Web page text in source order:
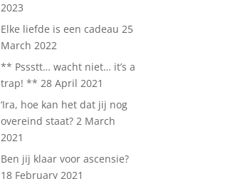
2023
Elke liefde is een cadeau 25
March 2022
** Pssstt… wacht niet… it’s a
trap! ** 28 April 2021
‘Ira, hoe kan het dat jij nog
overeind staat? 2 March
2021
Ben jij klaar voor ascensie?
18 February 2021